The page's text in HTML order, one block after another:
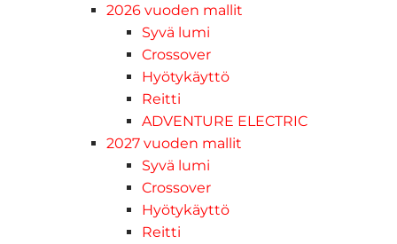
2026 vuoden mallit
Syvä lumi
Crossover
Hyötykäyttö
Reitti
ADVENTURE ELECTRIC
2027 vuoden mallit
Syvä lumi
Crossover
Hyötykäyttö
Reitti